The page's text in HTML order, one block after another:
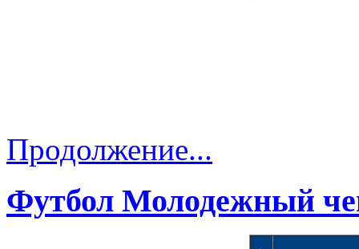
Продолжение...
Футбол Молодежный